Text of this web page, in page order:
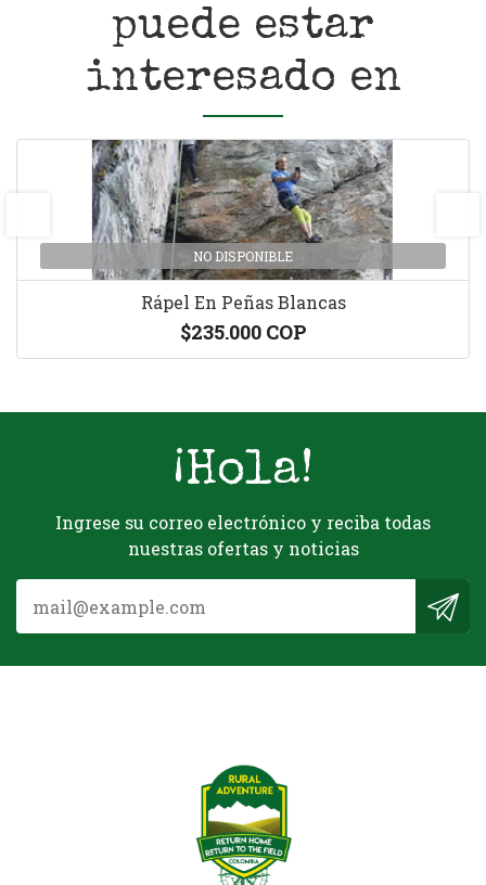
puede estar
interesado en
NO DISPONIBLE
Rápel En Peñas Blancas
$235.000 COP
¡Hola!
Ingrese su correo electrónico y reciba todas
nuestras ofertas y noticias